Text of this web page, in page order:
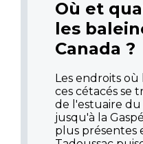
Où et
les
Canada ?
Les endroits
ces cétacés se
de l'estuaire
jusqu'à la
plus présentes